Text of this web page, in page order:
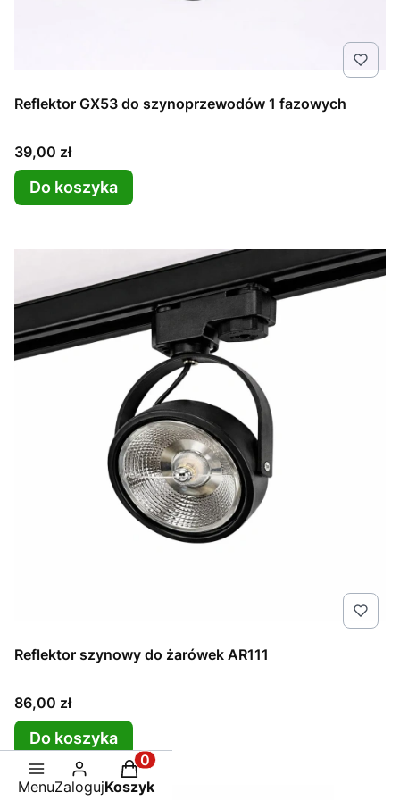
Reflektor GX53 do szynoprzewodów 1 fazowych
Cena
39,00 zł
Do koszyka
Reflektor szynowy do żarówek AR111
Cena
86,00 zł
Do koszyka
MenuZaloguj
Produkty w koszyku: 0. Zobacz
Koszyk